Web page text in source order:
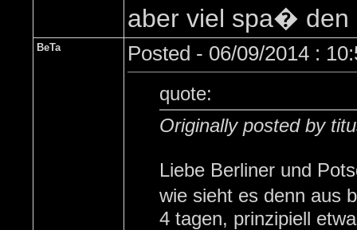
aber viel spa� den
BeTa Posted - 06/09/2014 :
quote:
Originally posted by
Liebe Berliner und
wie sieht es denn aus
4 tagen, prinzipiell